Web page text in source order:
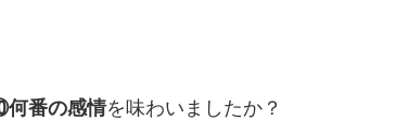
番の感情を味わいましたか？